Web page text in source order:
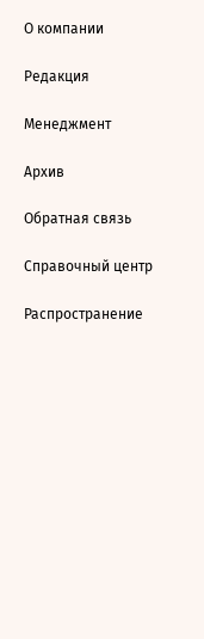
О компании
Редакция
Менеджмент
Архив
Обратная связь
Справочный центр
Распространение